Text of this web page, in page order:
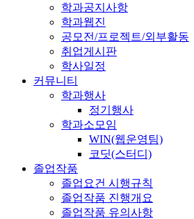
학과공지사항
학과웹진
공모전/프로젝트/외부활동
취업게시판
학사일정
커뮤니티
학과행사
정기행사
학과소모임
WIN(웹운영팀)
코딧(스터디)
졸업작품
졸업요건 시행규칙
졸업작품 진행개요
졸업작품 유의사항